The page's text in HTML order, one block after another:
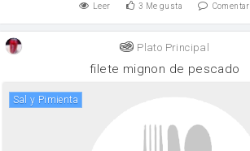
Leer 3 Me gusta Comentar
Plato Principal
filete mignon de pescado
Sal y Pimienta